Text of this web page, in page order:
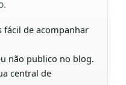
fácil de acompanhar
não publico no blog.
central de